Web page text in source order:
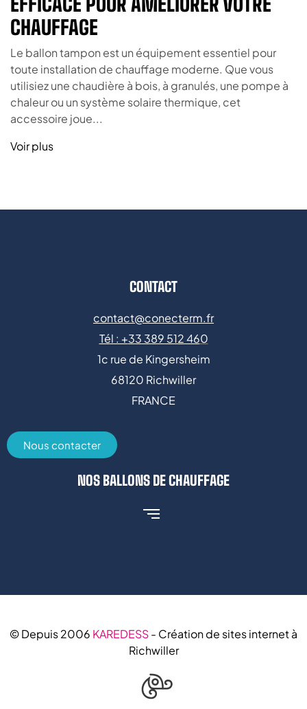
CHAUFFAGE
Le ballon tampon est un équipement essentiel pour
toute installation de chauffage moderne. Que vous
utilisiez une chaudière à bois, à granulés, une pompe à
chaleur ou un système solaire thermique, cet
accessoire joue...
Voir plus
CONTACT
contact@conecterm.fr
Tél : +33 389 512 460
1c rue de Kingersheim
68120 Richwiller
FRANCE
Nous contacter
NOS BALLONS DE CHAUFFAGE
© Depuis 2006 KAREDESS- Création de sites internet à
Richwiller